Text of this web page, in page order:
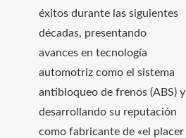
éxitos durante las siguientes
décadas, presentando
avances en tecnología
automotriz como el sistema
antibloqueo de frenos (ABS) y
desarrollando su reputación
como fabricante de «el placer